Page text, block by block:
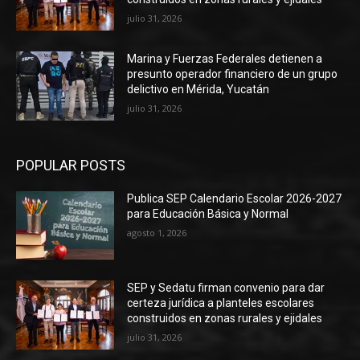
julio 31, 2026
Marina y Fuerzas Federales detienen a
presunto operador financiero de un grupo
delictivo en Mérida, Yucatán
julio 31, 2026
POPULAR POSTS
Publica SEP Calendario Escolar 2026-2027
para Educación Básica y Normal
agosto 1, 2026
SEP y Sedatu firman convenio para dar
certeza jurídica a planteles escolares
construidos en zonas rurales y ejidales
julio 31, 2026